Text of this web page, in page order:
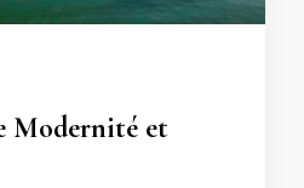
Modernité et